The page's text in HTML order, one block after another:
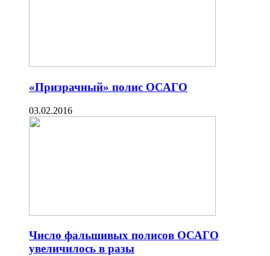
«Призрачный» полис ОСАГО
03.02.2016
Число фальшивых полисов ОСАГО
увеличилось в разы